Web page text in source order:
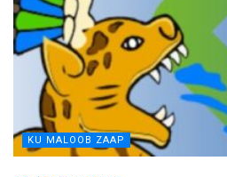
KU MALOOB ZAAP